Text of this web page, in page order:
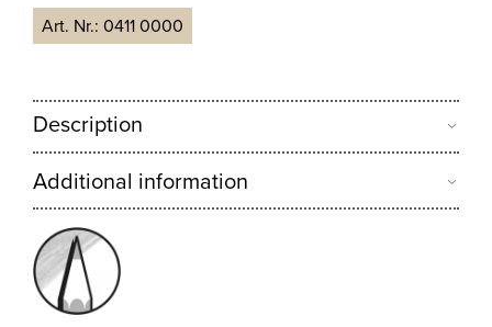
Art. Nr.:0411 0000
Description
Additional information